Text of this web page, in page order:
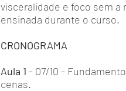
visceralidade e foco sem a
ensinada durante o curso.
CRONOGRAMA
Aula 1 - 07/10 -
cenas.